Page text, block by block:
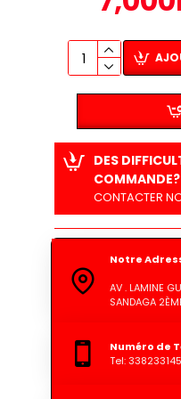
DES
COMMANDE?
CONTACTER
Notre
AV . LAMINE
SANDAGA
Numéro de
Tel: